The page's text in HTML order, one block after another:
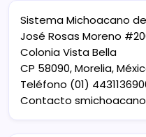
Sistema Michoacano
José Rosas Moreno
Colonia Vista Bella
CP 58090, Morelia,
Teléfono (01)
Contacto